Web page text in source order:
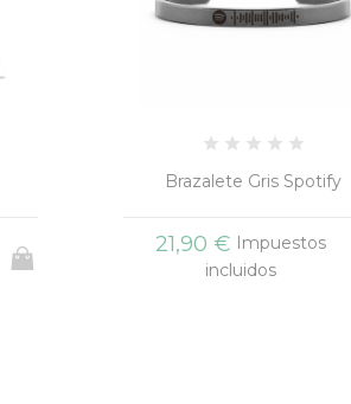
Pulsera Brazalete Familia
25,00 €
Impuestos
incluidos